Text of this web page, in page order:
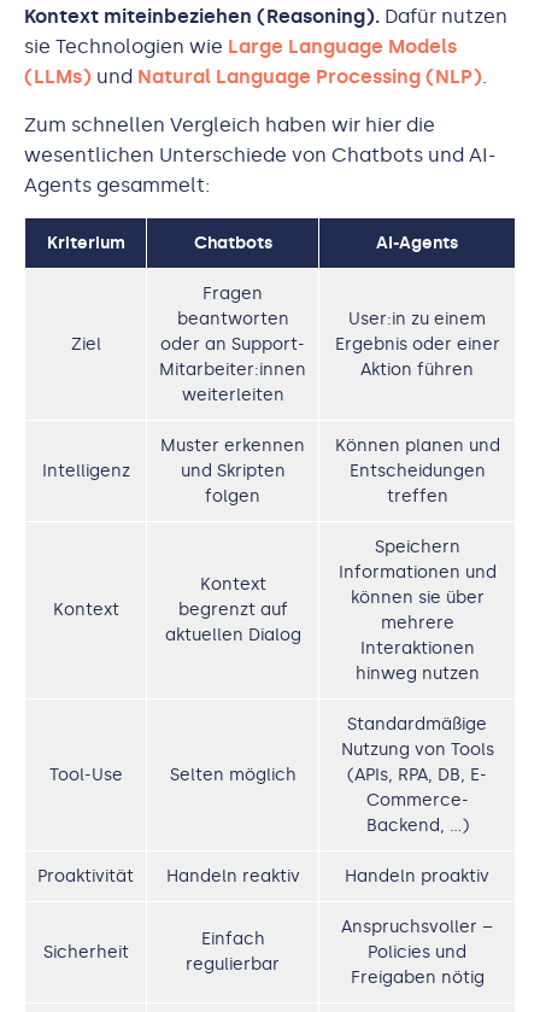
Kontext miteinbeziehen (Reasoning). Dafür nutzen
sie Technologien wie Large Language Models
(LLMs) und Natural Language Processing (NLP).
Zum schnellen Vergleich haben wir hier die
wesentlichen Unterschiede von Chatbots und AI-
Agents gesammelt:
Kriterium Chatbots AI-Agents
Ziel
Fragen
beantworten
oder an Support-
Mitarbeiter:innen
weiterleiten
User:in zu einem
Ergebnis oder einer
Aktion führen
Intelligenz
Muster erkennen
und Skripten
folgen
Können planen und
Entscheidungen
treffen
Kontext
Kontext
begrenzt auf
aktuellen Dialog
Speichern
Informationen und
können sie über
mehrere
Interaktionen
hinweg nutzen
Tool-Use Selten möglich
Standardmäßige
Nutzung von Tools
(APIs, RPA, DB, E-
Commerce-
Backend, …)
Proaktivität Handeln reaktiv Handeln proaktiv
Sicherheit
Einfach
regulierbar
Anspruchsvoller –
Policies und
Freigaben nötig